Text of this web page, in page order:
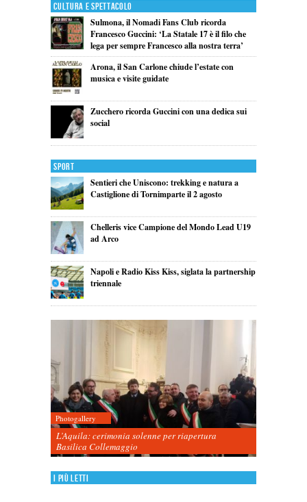
Cultura e Spettacolo
Sulmona, il Nomadi Fans Club ricorda
Francesco Guccini: ‘La Statale 17 è il filo che
lega per sempre Francesco alla nostra terra’
Arona, il San Carlone chiude l’estate con
musica e visite guidate
Zucchero ricorda Guccini con una dedica sui
social
Sport
Sentieri che Uniscono: trekking e natura a
Castiglione di Tornimparte il 2 agosto
Chelleris vice Campione del Mondo Lead U19
ad Arco
Napoli e Radio Kiss Kiss, siglata la partnership
triennale
Photogallery
L’Aquila: cerimonia solenne per riapertura
Basilica Collemaggio
I più letti